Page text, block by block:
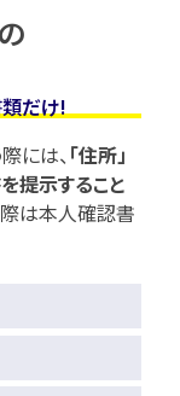
だけ!
には、 「住所」
提示すること
は本人確認書